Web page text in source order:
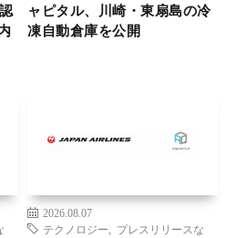
ャピタル、川崎・東扇島の冷
凍自動倉庫を公開
2026.08.07
テクノロジー
プレスリリースな